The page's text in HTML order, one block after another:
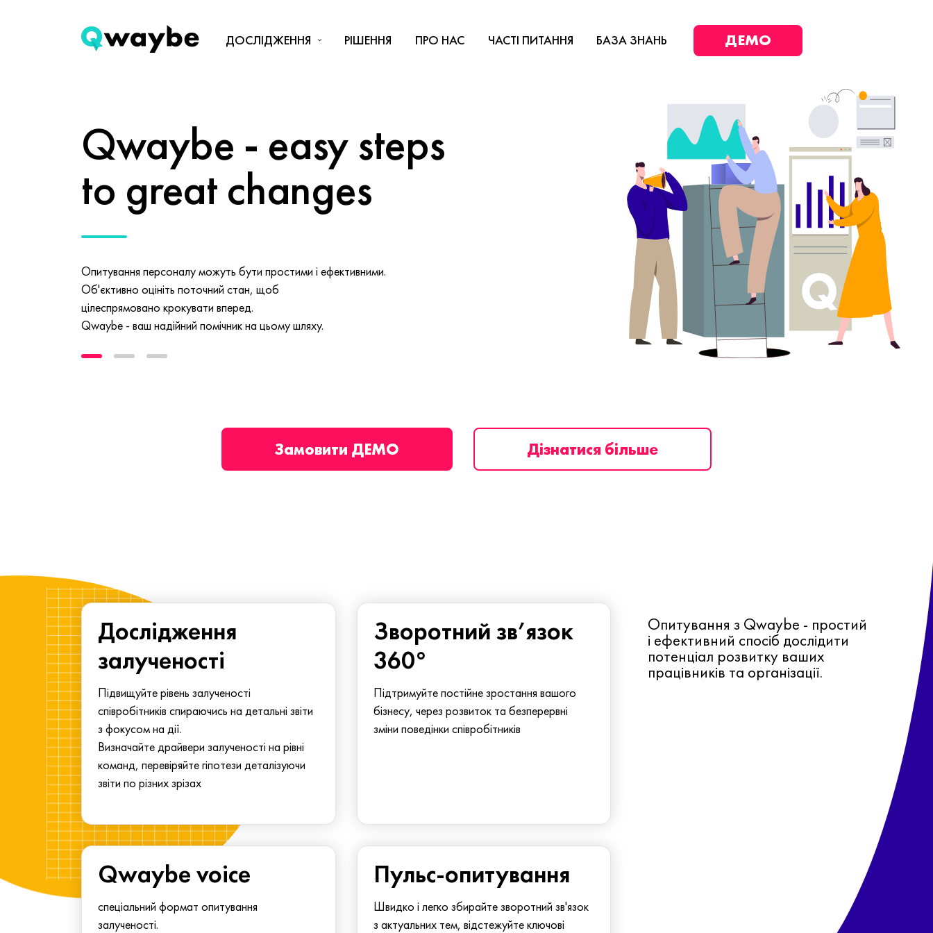
ДОСЛІДЖЕННЯ РІШЕННЯ ПРО НАС ЧАСТІ ПИТАННЯ БАЗА ЗНАНЬ ДЕМО
Qwaybe - easy steps
to great changes
Опитування персоналу можуть бути простими і ефективними.
Об'єктивно оцініть поточний стан, щоб
цілеспрямовано крокувати вперед.
Qwaybe - ваш надійний помічник на цьому шляху.
Замовити ДЕМО Дізнатися більше
Дослідження
залученості
Підвищуйте рівень залученості
співробітників спираючись на детальні звіти
з фокусом на дії.
Визначайте драйвери залученості на рівні
команд, перевіряйте гіпотези деталізуючи
звіти по різних зрізах
Зворотний зв’язок
360°
Підтримуйте постійне зростання вашого
бізнесу, через розвиток та безперервні
зміни поведінки співробітників
Опитування з Qwaybe - простий
і ефективний спосіб дослідити
потенціал розвитку ваших
працівників та організації.
Qwaybe voice
спеціальний формат опитування
залученості.
Пульс-опитування
Швидко і легко збирайте зворотний зв'язок
з актуальних тем, відстежуйте ключові